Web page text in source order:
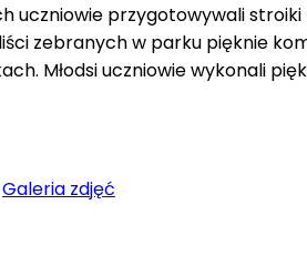
uczniowie przygotowywali
zebranych w parku pięknie
Młodsi uczniowie wykonali
Galeria zdjęć